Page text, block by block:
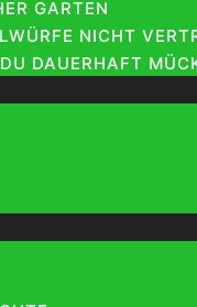
GARTEN
NICHT
DAUERHAFT